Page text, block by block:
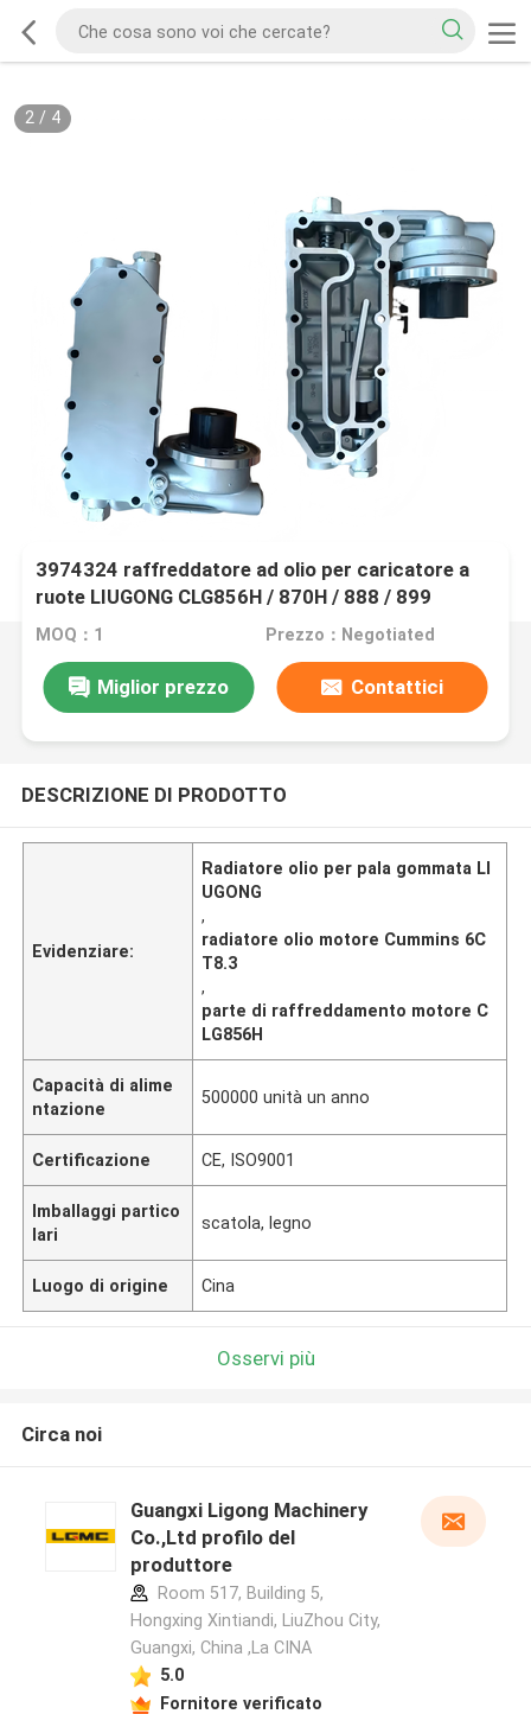
2/ 4
3974324 raffreddatore ad olio per caricatore a
ruote LIUGONG CLG856H / 870H / 888 / 899
Motore 6CT8.3 / 6CTA8.3 ISL9 / QSL9
MOQ：1 Prezzo：Negotiated
Miglior prezzo Contattici
DESCRIZIONE DI PRODOTTO
Evidenziare:
Radiatore olio per pala gommata LI
UGONG
,
radiatore olio motore Cummins 6C
T8.3
,
parte di raffreddamento motore C
LG856H
Capacità di alime
ntazione
500000 unità un anno
Certificazione CE, ISO9001
Imballaggi partico
lari
scatola, legno
Luogo di origine Cina
Osservi più
Circa noi
Guangxi Ligong Machinery
Co.,Ltd profilo del
produttore
Room 517, Building 5,
Hongxing Xintiandi, LiuZhou City,
Guangxi, China ,La CINA
5.0
Fornitore verificato